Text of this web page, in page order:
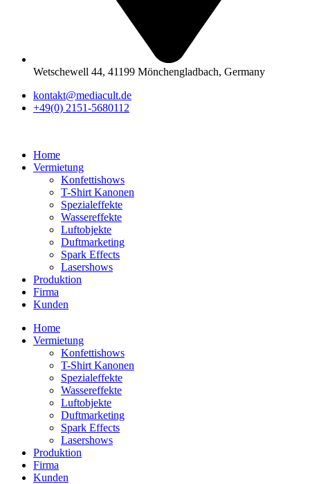
Wetschewell 44, 41199 Mönchengladbach, Germany
kontakt@mediacult.de
+49(0) 2151-5680112
Home
Vermietung
Konfettishows
T-Shirt Kanonen
Spezialeffekte
Wassereffekte
Luftobjekte
Duftmarketing
Spark Effects
Lasershows
Produktion
Firma
Kunden
Home
Vermietung
Konfettishows
T-Shirt Kanonen
Spezialeffekte
Wassereffekte
Luftobjekte
Duftmarketing
Spark Effects
Lasershows
Produktion
Firma
Kunden